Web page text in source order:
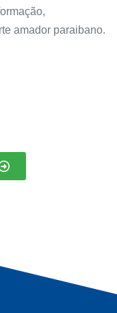
amador paraibano.